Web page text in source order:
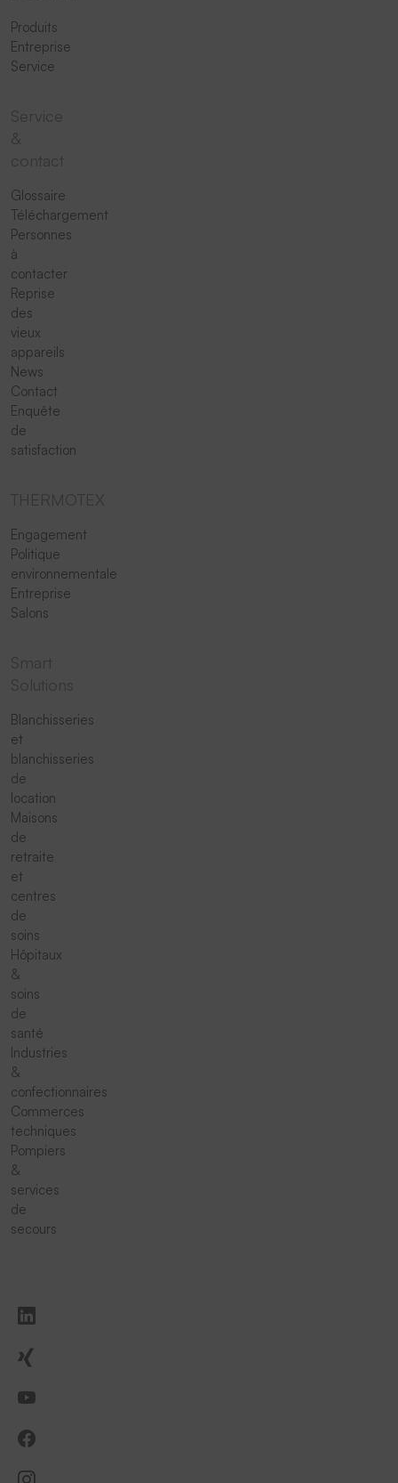
Produits
Entreprise
Service
Glossaire
Téléchargement
Personnes
à
contacter
Reprise
des
vieux
appareils
News
Contact
Enquête
de
satisfaction
Engagement
Politique
environnementale
Entreprise
Salons
Blanchisseries
et
blanchisseries
de
location
Maisons
de
retraite
et
centres
de
soins
Hôpitaux
&
soins
de
santé
Industries
&
confectionnaires
Commerces
techniques
Pompiers
&
services
de
secours